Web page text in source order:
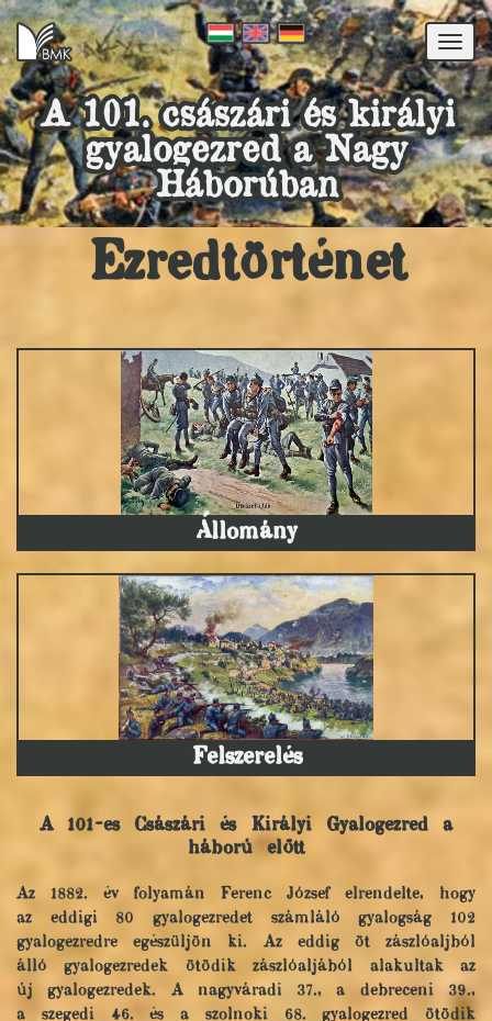
A 101. császári és királyi
gyalogezred a Nagy
Háborúban
Ezredtörténet
Állomány
Felszerelés
A 101-es Császári és Királyi Gyalogezred a
háború előtt
Az 1882. év folyamán Ferenc József elrendelte, hogy
az eddigi 80 gyalogezredet számláló gyalogság 102
gyalogezredre egészüljön ki. Az eddig öt zászlóaljból
álló gyalogezredek ötödik zászlóaljából alakultak az
új gyalogezredek. A nagyváradi 37., a debreceni 39.,
a szegedi 46. és a szolnoki 68. gyalogezred ötödik